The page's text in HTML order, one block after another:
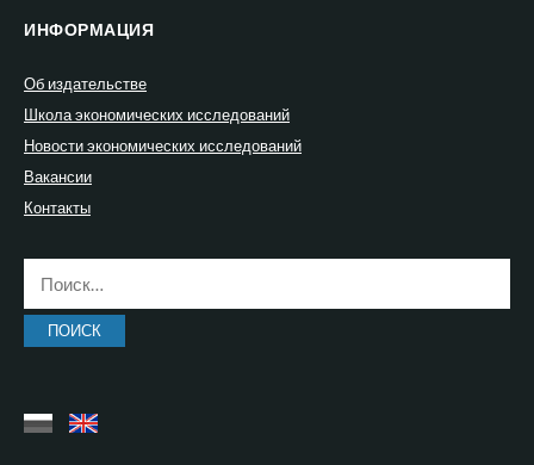
ИНФОРМАЦИЯ
Об издательстве
Школа экономических исследований
Новости экономических исследований
Вакансии
Контакты